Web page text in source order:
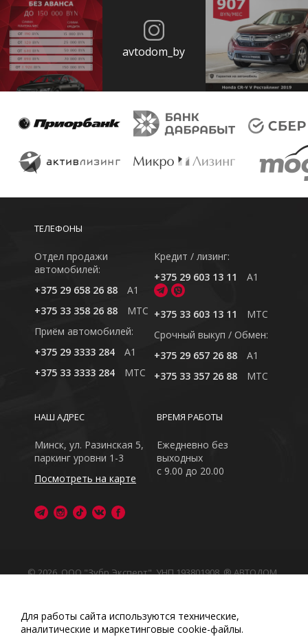
avtodom_by
ТЕЛЕФОНЫ
Отдел продажи
автомобилей:
+375 29 658 26 88
A1
+375 33 358 26 88
MTC
Приём автомобилей:
+375 29 3333 284
A1
+375 33 3333 284
MTC
Кредит / лизинг:
+375 29 603 13 11
A1
+375 33 603 13 11
MTC
Cрочный выкуп / Обмен:
+375 29 657 26 88
A1
+375 33 357 26 88
MTC
ВРЕМЯ РАБОТЫ
Ежедневно без
выходных
с 9.00 до 20.00
НАШ АДРЕС
Минск, ул. Разинская 5,
паркинг уровни 1-3
Посмотреть на карте
© 2026, ООО "Зубр Эксперт", УНП 193801908. ® АВТОДОМ
Обращаем Ваше внимание на то, что данный интернет-
сайт носит исключительно информационный характер
Любое использование либо копирование материалов
Для работы сайта используются технические,
аналитические и маркетинговые сооkіе-файлы.